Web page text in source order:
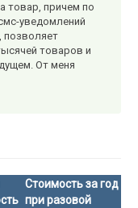
товар, причем по
уведомлений
позволяет
товаров и
От меня
Стоимость за год
при разовой